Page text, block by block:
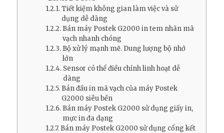
Tiết kiệm không gian làm việc và sử
dụng dễ dàng
Bán máy Postek G2000 in tem nhãn mã
vạch nhanh chóng
Bộ xử lý mạnh mẽ. Dung lượng bộ nhớ
lớn
Sensor có thể điều chỉnh linh hoạt dễ
dàng
Bán đầu in mã vạch của máy Postek
G2000 siêu bền
Bán máy Postek G2000 sử dụng giấy in,
mực in đa dạng
Bán máy Postek G2000 sử dụng cổng kết